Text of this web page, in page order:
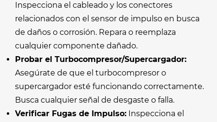
Inspecciona el cableado y los conectores
relacionados con el sensor de impulso en busca
de daños o corrosión. Repara o reemplaza
cualquier componente dañado.
Probar el Turbocompresor/Supercargador:
Asegúrate de que el turbocompresor o
supercargador esté funcionando correctamente.
Busca cualquier señal de desgaste o falla.
Verificar Fugas de Impulso: Inspecciona el